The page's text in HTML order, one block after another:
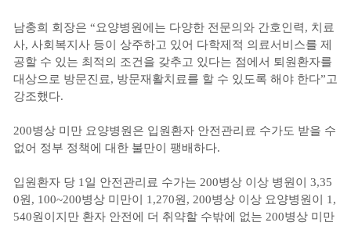
남충희 회장은 “요양병원에는 다양한 전문의와 간호인력, 치료
사, 사회복지사 등이 상주하고 있어 다학제적 의료서비스를 제
공할 수 있는 최적의 조건을 갖추고 있다는 점에서 퇴원환자를
대상으로 방문진료, 방문재활치료를 할 수 있도록 해야 한다”고
강조했다.
200병상 미만 요양병원은 입원환자 안전관리료 수가도 받을 수
없어 정부 정책에 대한 불만이 팽배하다.
입원환자 당 1일 안전관리료 수가는 200병상 이상 병원이 3,35
0원, 100~200병상 미만이 1,270원, 200병상 이상 요양병원이 1,
540원이지만 환자 안전에 더 취약할 수밖에 없는 200병상 미만